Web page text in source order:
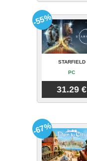
STARFIELD
PC
31.29 €
-55%
-67%